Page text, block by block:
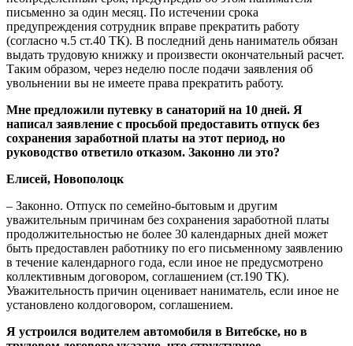
письменно за один месяц. По истечении срока
предупреждения сотрудник вправе прекратить работу
(согласно ч.5 ст.40 ТК). В последний день наниматель обязан
выдать трудовую книжку и произвести окончательный расчет.
Таким образом, через неделю после подачи заявления об
увольнении вы не имеете права прекратить работу.
Мне предложили путевку в санаторий на 10 дней. Я
написал заявление с просьбой предоставить отпуск без
сохранения заработной платы на этот период, но
руководство ответило отказом. Законно ли это?
Елисей, Новополоцк
– Законно. Отпуск по семейно-бытовым и другим
уважительным причинам без сохранения заработной платы
продолжительностью не более 30 календарных дней может
быть предоставлен работнику по его письменному заявлению
в течение календарного года, если иное не предусмотрено
коллективным договором, соглашением (ст.190 ТК).
Уважительность причин оценивает наниматель, если иное не
установлено колдоговором, соглашением.
Я устроился водителем автомобиля в Витебске, но в